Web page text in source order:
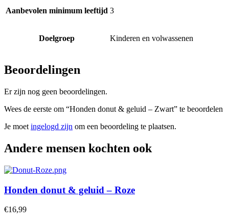
Aanbevolen minimum leeftijd 3
Doelgroep Kinderen en volwassenen
Beoordelingen
Er zijn nog geen beoordelingen.
Wees de eerste om “Honden donut & geluid – Zwart” te beoordelen
Je moet ingelogd zijn om een beoordeling te plaatsen.
Andere mensen kochten ook
Honden donut & geluid – Roze
€16,99